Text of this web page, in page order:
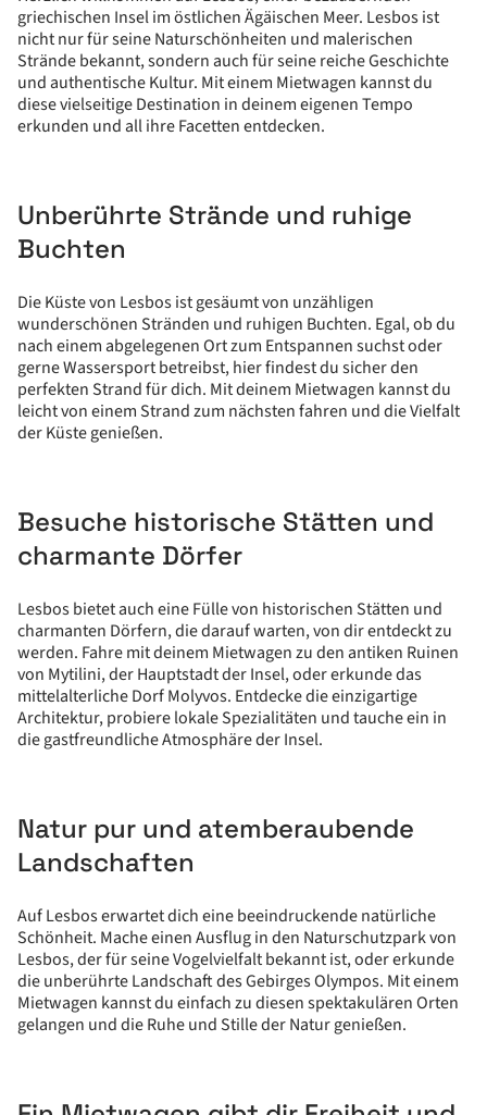
griechischen Insel im östlichen Ägäischen Meer. Lesbos ist
nicht nur für seine Naturschönheiten und malerischen
Strände bekannt, sondern auch für seine reiche Geschichte
und authentische Kultur. Mit einem Mietwagen kannst du
diese vielseitige Destination in deinem eigenen Tempo
erkunden und all ihre Facetten entdecken.
Unberührte Strände und ruhige
Buchten
Die Küste von Lesbos ist gesäumt von unzähligen
wunderschönen Stränden und ruhigen Buchten. Egal, ob du
nach einem abgelegenen Ort zum Entspannen suchst oder
gerne Wassersport betreibst, hier findest du sicher den
perfekten Strand für dich. Mit deinem Mietwagen kannst du
leicht von einem Strand zum nächsten fahren und die Vielfalt
der Küste genießen.
Besuche historische Stätten und
charmante Dörfer
Lesbos bietet auch eine Fülle von historischen Stätten und
charmanten Dörfern, die darauf warten, von dir entdeckt zu
werden. Fahre mit deinem Mietwagen zu den antiken Ruinen
von Mytilini, der Hauptstadt der Insel, oder erkunde das
mittelalterliche Dorf Molyvos. Entdecke die einzigartige
Architektur, probiere lokale Spezialitäten und tauche ein in
die gastfreundliche Atmosphäre der Insel.
Natur pur und atemberaubende
Landschaften
Auf Lesbos erwartet dich eine beeindruckende natürliche
Schönheit. Mache einen Ausflug in den Naturschutzpark von
Lesbos, der für seine Vogelvielfalt bekannt ist, oder erkunde
die unberührte Landschaft des Gebirges Olympos. Mit einem
Mietwagen kannst du einfach zu diesen spektakulären Orten
gelangen und die Ruhe und Stille der Natur genießen.